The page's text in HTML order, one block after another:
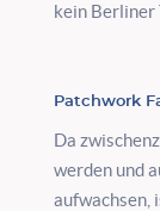
kein Berliner
Patchwork
Da
werden und
aufwachsen,